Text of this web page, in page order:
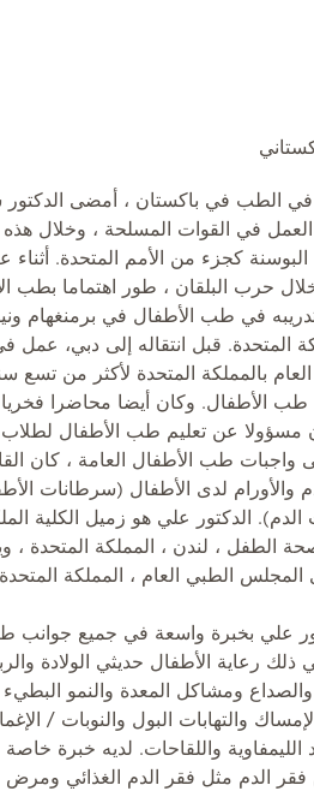
في الطب في باكستان ، أمضى
في القوات المسلحة ، وخلال هذه
البوسنة كجزء من الأمم المتحدة. أثناء
خلال حرب البلقان ، طور اهتماما بطب
في طب الأطفال في برمنغهام
المتحدة. قبل انتقاله إلى دبي،
العام بالمملكة المتحدة لأكثر من تسع
الأطفال. وكان أيضا محاضرا
مسؤولا عن تعليم طب الأطفال
واجبات طب الأطفال العامة ، كان
والأورام لدى الأطفال (سرطانات
الدم). الدكتور علي هو زميل الكلية
الطفل ، لندن ، المملكة المتحدة ،
المجلس الطبي العام ، المملكة
علي بخبرة واسعة في جميع جوانب
ذلك رعاية الأطفال حديثي الولادة
والصداع ومشاكل المعدة والنمو
والتهابات البول والنوبات /
واللقاحات. لديه خبرة خاصة
الدم مثل فقر الدم الغذائي ومرض